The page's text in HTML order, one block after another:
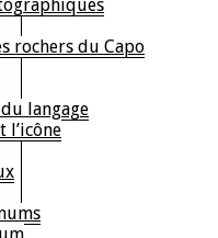
rochers du Capo
langage
l’icône